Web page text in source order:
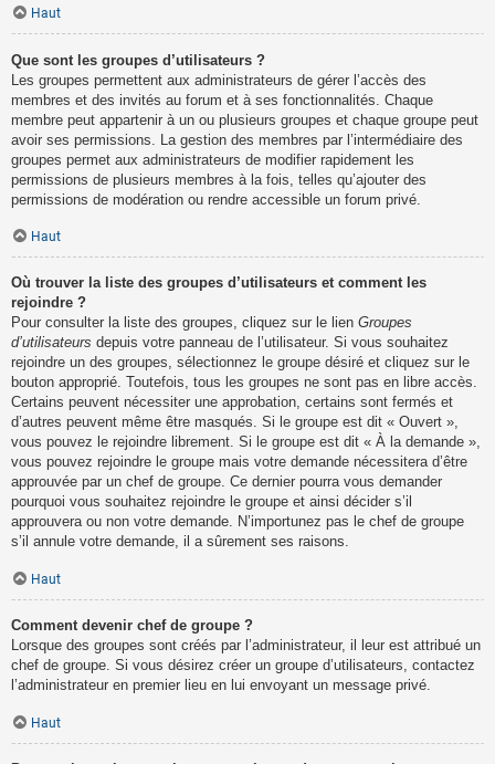
Haut
Que sont les groupes d’utilisateurs ?
Les groupes permettent aux administrateurs de gérer l’accès des
membres et des invités au forum et à ses fonctionnalités. Chaque
membre peut appartenir à un ou plusieurs groupes et chaque groupe peut
avoir ses permissions. La gestion des membres par l’intermédiaire des
groupes permet aux administrateurs de modifier rapidement les
permissions de plusieurs membres à la fois, telles qu’ajouter des
permissions de modération ou rendre accessible un forum privé.
Haut
Où trouver la liste des groupes d’utilisateurs et comment les
rejoindre ?
Pour consulter la liste des groupes, cliquez sur le lien Groupes
d’utilisateurs depuis votre panneau de l’utilisateur. Si vous souhaitez
rejoindre un des groupes, sélectionnez le groupe désiré et cliquez sur le
bouton approprié. Toutefois, tous les groupes ne sont pas en libre accès.
Certains peuvent nécessiter une approbation, certains sont fermés et
d’autres peuvent même être masqués. Si le groupe est dit « Ouvert »,
vous pouvez le rejoindre librement. Si le groupe est dit « À la demande »,
vous pouvez rejoindre le groupe mais votre demande nécessitera d’être
approuvée par un chef de groupe. Ce dernier pourra vous demander
pourquoi vous souhaitez rejoindre le groupe et ainsi décider s’il
approuvera ou non votre demande. N’importunez pas le chef de groupe
s’il annule votre demande, il a sûrement ses raisons.
Haut
Comment devenir chef de groupe ?
Lorsque des groupes sont créés par l’administrateur, il leur est attribué un
chef de groupe. Si vous désirez créer un groupe d’utilisateurs, contactez
l’administrateur en premier lieu en lui envoyant un message privé.
Haut